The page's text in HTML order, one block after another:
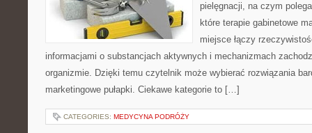
pielęgnacji, na czym
które terapie gabinetowe
miejsce łączy
informacjami o substancjach aktywnych i mechanizmach
organizmie. Dzięki temu czytelnik może wybierać rozwiązania
marketingowe pułapki. Ciekawe kategorie to […]
CATEGORIES: MEDYCYNA PODRÓŻY